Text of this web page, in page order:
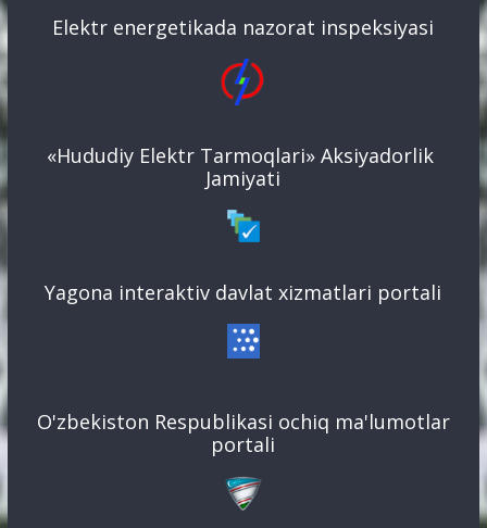
Elektr energetikada nazorat inspeksiyasi
«Hududiy Elektr Tarmoqlari» Aksiyadorlik
Jamiyati
Yagona interaktiv davlat xizmatlari portali
O'zbekiston Respublikasi ochiq ma'lumotlar
portali